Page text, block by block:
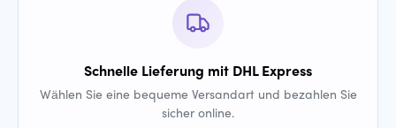
Schnelle Lieferung mit DHL Express
Wählen Sie eine bequeme Versandart und bezahlen Sie
sicher online.